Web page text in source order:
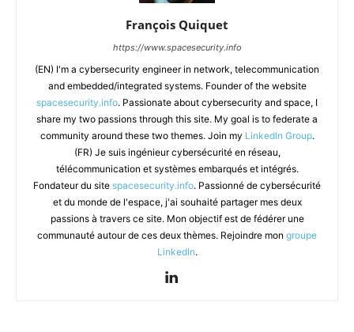
François Quiquet
https://www.spacesecurity.info
(EN) I'm a cybersecurity engineer in network, telecommunication
and embedded/integrated systems. Founder of the website
spacesecurity.info. Passionate about cybersecurity and space, I
share my two passions through this site. My goal is to federate a
community around these two themes. Join my LinkedIn Group.
(FR) Je suis ingénieur cybersécurité en réseau,
télécommunication et systèmes embarqués et intégrés.
Fondateur du site spacesecurity.info. Passionné de cybersécurité
et du monde de l'espace, j'ai souhaité partager mes deux
passions à travers ce site. Mon objectif est de fédérer une
communauté autour de ces deux thèmes. Rejoindre mon groupe
LinkedIn.